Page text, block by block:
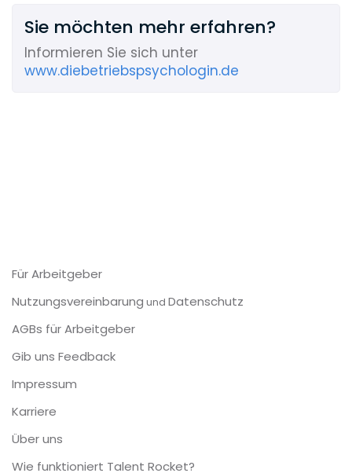
Sie möchten mehr erfahren?
Informieren Sie sich unter
www.diebetriebspsychologin.de
Für Arbeitgeber
Nutzungsvereinbarung und Datenschutz
AGBs für Arbeitgeber
Gib uns Feedback
Impressum
Karriere
Über uns
Wie funktioniert Talent Rocket?